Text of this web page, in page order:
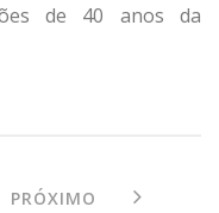
de 40 anos da
PRÓXIMO